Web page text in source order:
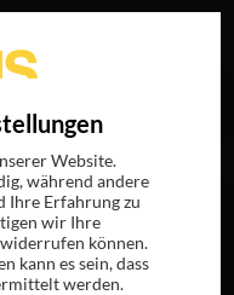
(ARD Degeto)“
Website.
während andere
Ihre Erfahrung zu
wir Ihre
können.
kann es sein, dass
werden.